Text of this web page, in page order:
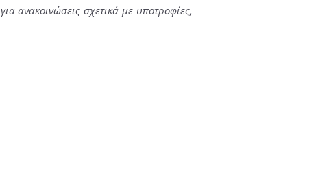
γιa ανακοινώσεις σχετικά με υποτροφίες,